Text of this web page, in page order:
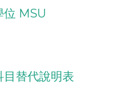
位 MSU
替代說明表